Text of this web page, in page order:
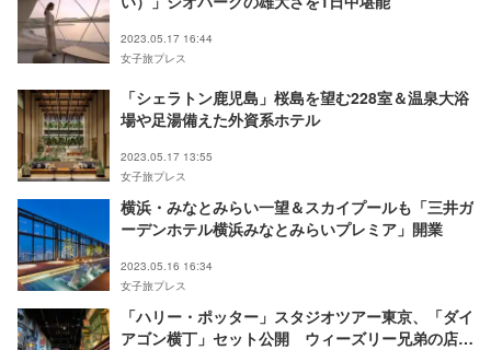
2023.05.17 16:44
女子旅プレス
「シェラトン鹿児島」桜島を望む228室＆温泉大浴
場や足湯備えた外資系ホテル
2023.05.17 13:55
女子旅プレス
横浜・みなとみらい一望＆スカイプールも「三井ガ
ーデンホテル横浜みなとみらいプレミア」開業
2023.05.16 16:34
女子旅プレス
「ハリー・ポッター」スタジオツアー東京、「ダイ
アゴン横丁」セット公開 ウィーズリー兄弟の店や